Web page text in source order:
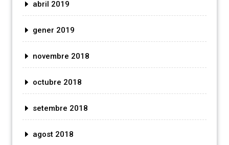
abril 2019
gener 2019
novembre 2018
octubre 2018
setembre 2018
agost 2018